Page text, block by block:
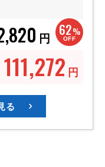
円
62%
OFF
111,272 円
る